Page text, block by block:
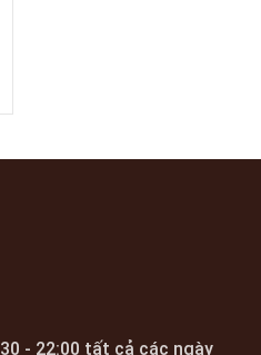
- 22:00 tất cả các ngày